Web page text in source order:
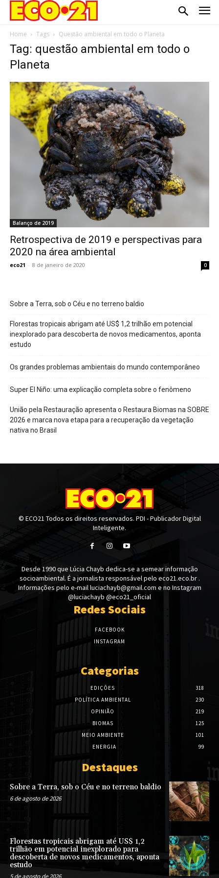
Home Tags Questão ambiental em todo o Planeta
Tag: questão ambiental em todo o
Planeta
Balanço de 2019
Retrospectiva de 2019 e perspectivas para
2020 na área ambiental
eco21 - 8 de janeiro de 2020 0
Sobre a Terra, sob o Céu e no terreno baldio
Florestas tropicais abrigam até US$ 1,2 trilhão em potencial
inexplorado para descoberta de novos medicamentos, aponta
estudo
Os grandes problemas ambientais do mundo contemporâneo
Super El Niño: uma explicação completa sobre o fenômeno
União pela Restauração apresenta o Restaura Biomas na SOBRE
2026 e marca nova etapa para a recuperação da vegetação
nativa no Brasil
© ECO21 Todos os direitos reservados. PDI - Publicador Digital
Inteligente.
Desde 1990 que Lúcia Chayb dedica-se a semear informação
socioambiental. É a jornalista responsável pelo eco21.eco.br .
Informações pelo e-mail luciachayb@gmail.com e no Instagram
@luciachayb @eco21_oficial
Redes Sociais
FACEBOOK
INSTAGRAM
Categorias
EDIÇÕES
318
POLÍTICA AMBIENTAL
230
OPINIÃO
219
BIOMAS
125
MEIO AMBIENTE
101
ENERGIA
99
Destaques
Sobre a Terra, sob o Céu e no terreno baldio
6 de agosto de 2026
Florestas tropicais abrigam até US$ 1,2
trilhão em potencial inexplorado para
descoberta de novos medicamentos, aponta
estudo